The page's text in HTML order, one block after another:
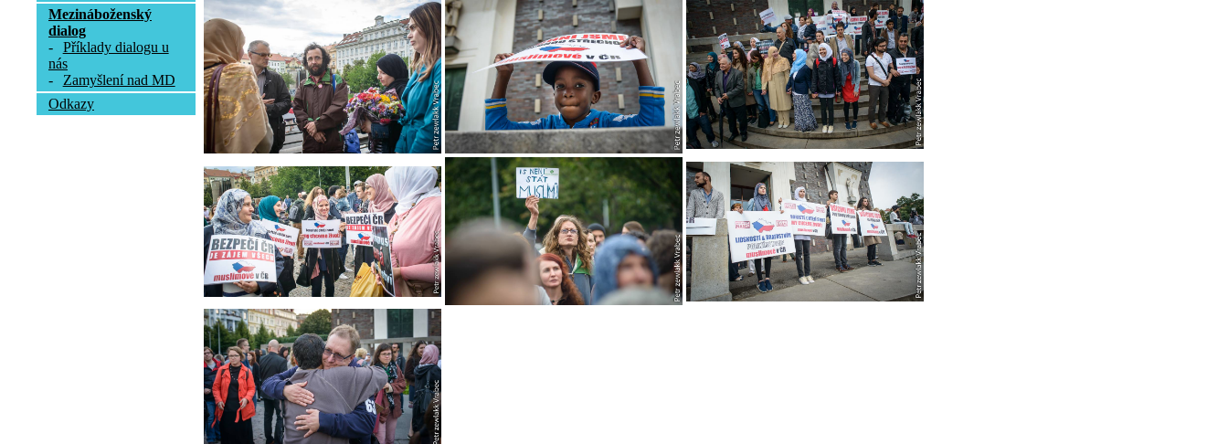
Mezináboženský
dialog
-
Příklady dialogu u
nás
-
Zamyšlení nad MD
Odkazy